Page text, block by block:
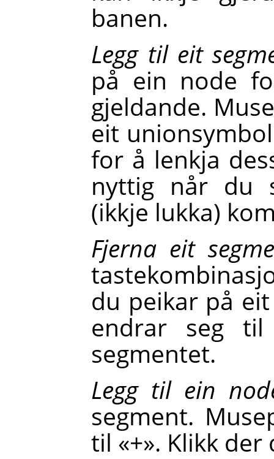
banen.
Legg til eit
på ein node
gjeldande.
eit
for å lenkja
nyttig når du
(ikkje lukka)
Fjerna eit
du peikar på
endrar seg
segmentet.
Legg til ein
segment.
til «+». Klikk